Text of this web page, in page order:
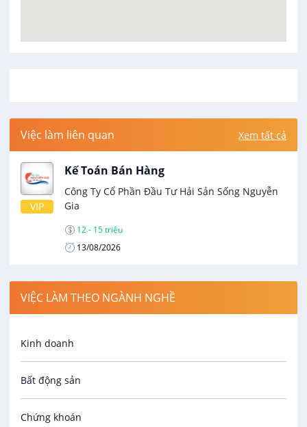
Việc làm liên quan Xem tất cả
VIP
Kế Toán Bán Hàng
Công Ty Cổ Phần Đầu Tư Hải Sản Sống Nguyễn
Gia
12 - 15 triệu
13/08/2026
VIỆC LÀM THEO NGÀNH NGHỀ
Kinh doanh
Bất động sản
Chứng khoán